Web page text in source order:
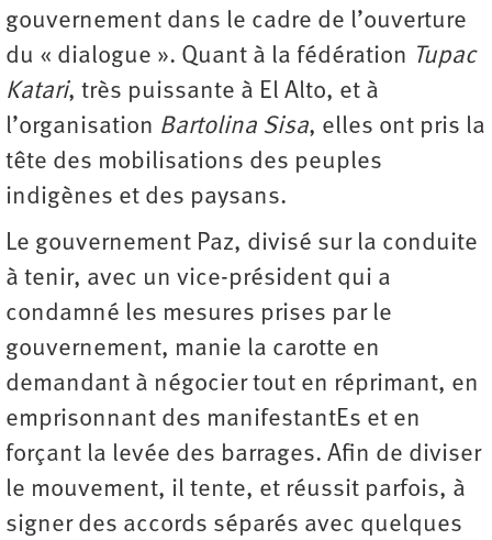
gouvernement dans le cadre de l’ouverture
du « dialogue ». Quant à la fédération Tupac
Katari, très puissante à El Alto, et à
l’organisation Bartolina Sisa, elles ont pris la
tête des mobilisations des peuples
indigènes et des paysans.
Le gouvernement Paz, divisé sur la conduite
à tenir, avec un vice-président qui a
condamné les mesures prises par le
gouvernement, manie la carotte en
demandant à négocier tout en réprimant, en
emprisonnant des manifestantEs et en
forçant la levée des barrages. Afin de diviser
le mouvement, il tente, et réussit parfois, à
signer des accords séparés avec quelques